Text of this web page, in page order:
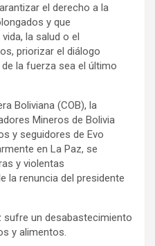
el derecho a la
y que
la salud o el
priorizar el diálogo
la fuerza sea el último
Boliviana (COB), la
Mineros de Bolivia
y seguidores de Evo
en La Paz, se
y violentas
la renuncia del presidente
sufre un desabastecimiento
y alimentos.